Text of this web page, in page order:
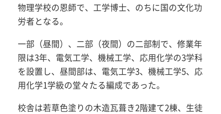
物理学校の恩師で、工学博士、のちに国の文化功
労者となる。
一部（昼間）、二部（夜間）の二部制で、修業年
限は3年、電気工学、機械工学、応用化学の3学科
を設置し、昼間部は、電気工学3、機械工学5、応
用化学1学級の堂々たる編成であった。
校舎は若草色塗りの木造瓦葺き2階建て2棟、生徒